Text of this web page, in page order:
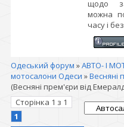
щодо
можна
часу і
Одеський форум »АВТО- І
мотосалони Одеси »Весняні
(Весняні прем'єри від
Сторінка 1 з 1
1